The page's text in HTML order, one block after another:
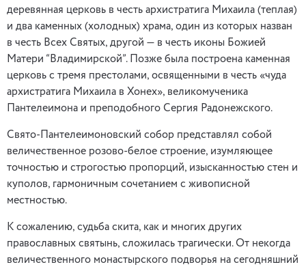
деревянная церковь в честь архистратига Михаила (теплая)
и два каменных (холодных) храма, один из которых назван
в честь Всех Святых, другой — в честь иконы Божией
Матери “Владимирской”. Позже была построена каменная
церковь с тремя престолами, освященными в честь «чуда
архистратига Михаила в Хонех», великомученика
Пантелеимона и преподобного Сергия Радонежского.
Свято-Пантелеимоновский собор представлял собой
величественное розово-белое строение, изумляющее
точностью и строгостью пропорций, изысканностью стен и
куполов, гармоничным сочетанием с живописной
местностью.
К сожалению, судьба скита, как и многих других
православных святынь, сложилась трагически. От некогда
величественного монастырского подворья на сегодняшний